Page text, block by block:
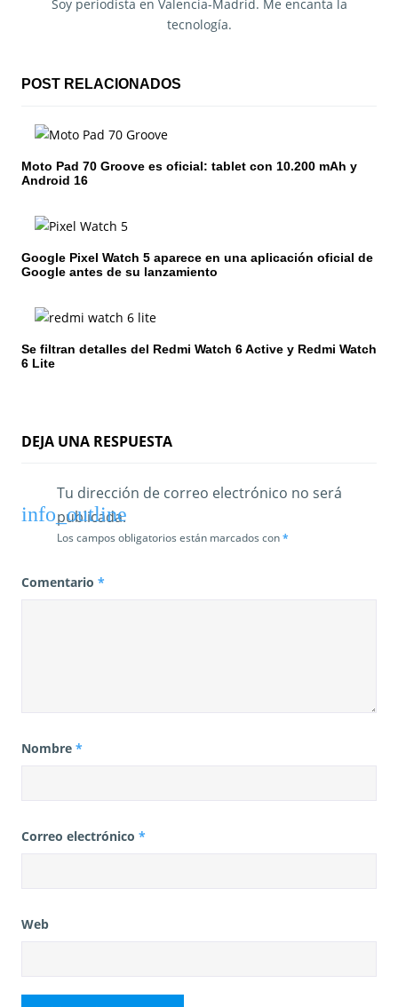
i
n
d
e
e
n
r
a
Soy periodista en Valencia-Madrid. Me encanta la
tecnología.
POST RELACIONADOS
Moto Pad 70 Groove es oficial: tablet con 10.200 mAh y
Android 16
Google Pixel Watch 5 aparece en una aplicación oficial de
Google antes de su lanzamiento
Se filtran detalles del Redmi Watch 6 Active y Redmi Watch
6 Lite
DEJA UNA RESPUESTA
Tu dirección de correo electrónico no será
publicada.
Los campos obligatorios están marcados con*
Comentario *
Nombre *
Correo electrónico *
Web